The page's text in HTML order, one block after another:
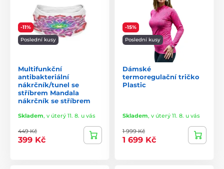
-11%
Poslední kusy
Multifunkční
antibakteriální
nákrčník/tunel se
stříbrem Mandala
nákrčník se stříbrem
Skladem, v úterý 11. 8. u vás
449 Kč
399 Kč
-15%
Poslední kusy
Dámské
termoregulační tričko
Plastic
Skladem, v úterý 11. 8. u vás
1 999 Kč
1 699 Kč